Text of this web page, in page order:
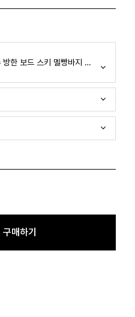
한 보드 스키 멜빵바지 양말 세트
구매하기